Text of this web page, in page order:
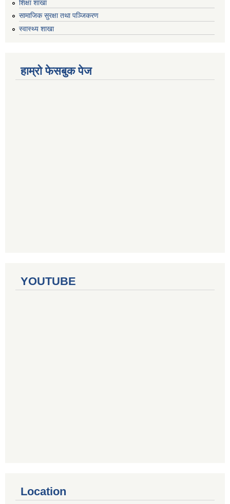
शिक्षा शाखा
सामाजिक सुरक्षा तथा पञ्जिकरण
स्वास्थ्य शाखा
हाम्रो फेसबुक पेज
YOUTUBE
Location